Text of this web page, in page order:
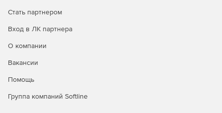
Стать партнером
Вход в ЛК партнера
О компании
Вакансии
Помощь
Группа компаний Softline